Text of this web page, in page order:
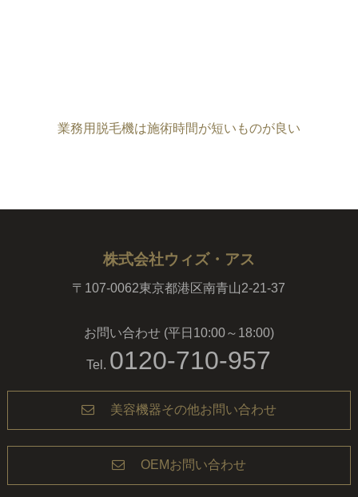
業務用脱毛機は施術時間が短いものが良い
株式会社ウィズ・アス
〒107-0062東京都港区南青山2-21-37
お問い合わせ (平日10:00～18:00)
Tel. 0120-710-957
美容機器その他お問い合わせ
OEMお問い合わせ